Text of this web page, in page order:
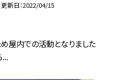
更新日 2022/04/15
屋内での活動となりました
...